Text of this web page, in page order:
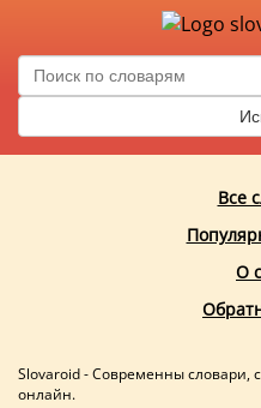
Все
О
Slovaroid - Современны словари,
онлайн.